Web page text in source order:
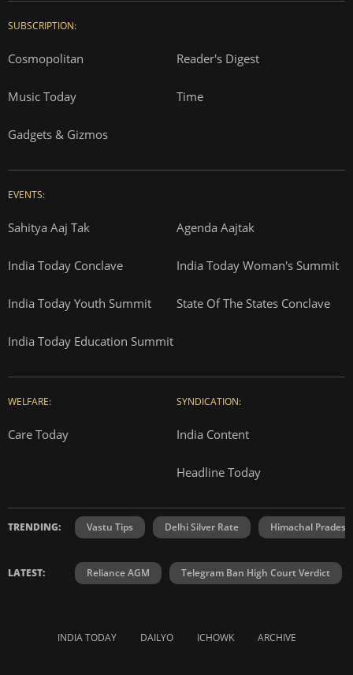
SUBSCRIPTION:
Cosmopolitan Reader's Digest
Music Today Time
Gadgets & Gizmos
EVENTS:
Sahitya Aaj Tak Agenda Aajtak
India Today Conclave India Today Woman's Summit
India Today Youth Summit State Of The States Conclave
India Today Education Summit
WELFARE:
Care Today
SYNDICATION:
India Content
Headline Today
TRENDING: Vastu Tips Delhi Silver Rate Himachal
LATEST: Reliance AGM Telegram Ban High Court Verdict
INDIA TODAY DAILYO ICHOWK ARCHIVE